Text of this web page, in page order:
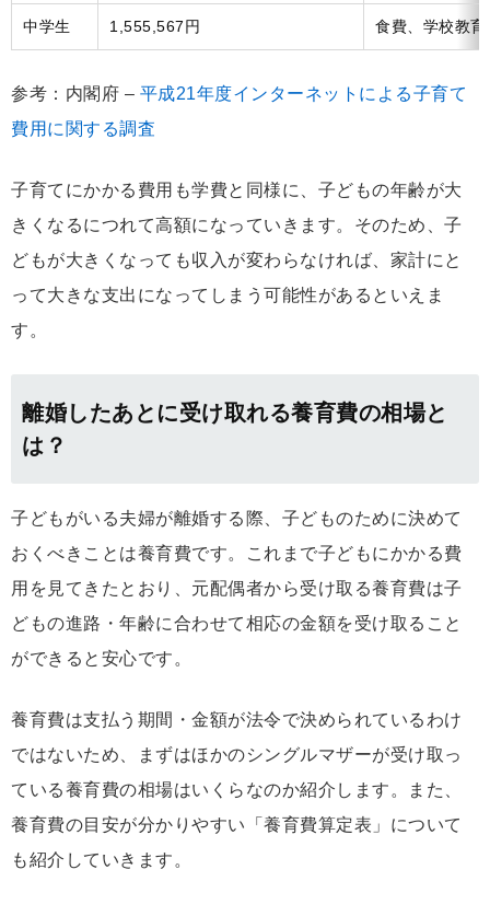
中学生 1,555,567円 食費、学校教
参考：内閣府 – 平成21年度インターネットによる子育て
費用に関する調査
子育てにかかる費用も学費と同様に、子どもの年齢が大
きくなるにつれて高額になっていきます。そのため、子
どもが大きくなっても収入が変わらなければ、家計にと
って大きな支出になってしまう可能性があるといえま
す。
離婚したあとに受け取れる養育費の相場と
は？
子どもがいる夫婦が離婚する際、子どものために決めて
おくべきことは養育費です。これまで子どもにかかる費
用を見てきたとおり、元配偶者から受け取る養育費は子
どもの進路・年齢に合わせて相応の金額を受け取ること
ができると安心です。
養育費は支払う期間・金額が法令で決められているわけ
ではないため、まずはほかのシングルマザーが受け取っ
ている養育費の相場はいくらなのか紹介します。また、
養育費の目安が分かりやすい「養育費算定表」について
も紹介していきます。